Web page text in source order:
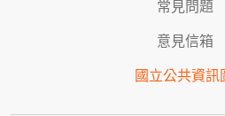
常見問題
意見信箱
國立公共資訊